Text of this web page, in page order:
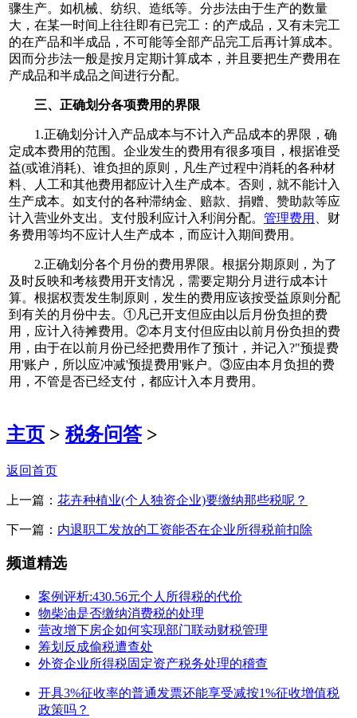
骤生产。如机械、纺织、造纸等。分步法由于生产的数量
大，在某一时间上往往即有已完工：的产成品，又有未完工
的在产品和半成品，不可能等全部产品完工后再计算成本。
因而分步法一般是按月定期计算成本，并且要把生产费用在
产成品和半成品之间进行分配。
三、正确划分各项费用的界限
1.正确划分计入产品成本与不计入产品成本的界限，确
定成本费用的范围。企业发生的费用有很多项目，根据谁受
益(或谁消耗)、谁负担的原则，凡生产过程中消耗的各种材
料、人工和其他费用都应计入生产成本。否则，就不能计入
生产成本。如支付的各种滞纳金、赔款、捐赠、赞助款等应
计入营业外支出。支付股利应计入利润分配。 管理费用
、财
务费用等均不应计人生产成本，而应计入期间费用。
2.正确划分各个月份的费用界限。根据分期原则，为了
及时反映和考核费用开支情况，需要定期分月进行成本计
算。根据权责发生制原则，发生的费用应该按受益原则分配
到有关的月份中去。①凡已开支但应由以后月份负担的费
用，应计入待摊费用。②本月支付但应由以前月份负担的费
用，由于在以前月份已经把费用作了预计，并记入?"预提费
用'账户，所以应冲减'预提费用'账户。③应由本月负担的费
用，不管是否已经支付，都应计入本月费用。
主页 > 税务问答>
返回首页
上一篇： 花卉种植业(个人独资企业)要缴纳那些税呢？
下一篇： 内退职工发放的工资能否在企业所得税前扣除
频道精选
案例评析:430.56元个人所得税的代价
物柴油是否缴纳消费税的处理
营改增下房企如何实现部门联动财税管理
筹划反成偷税遭查处
外资企业所得税固定资产税务处理的稽查
开具3%征收率的普通发票还能享受减按1%征收增值税
政策吗？